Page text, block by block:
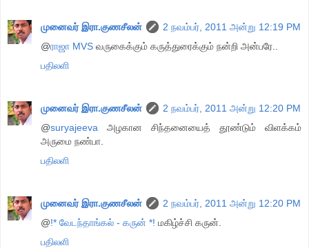
முனைவர் இரா.குணசீலன்
2 நவம்பர், 2011 அன்று 12:19 PM
@ராஜா MVS வருகைக்கும் கருத்துரைக்கும் நன்றி அன்பரே..
பதிலளி
முனைவர் இரா.குணசீலன்
2 நவம்பர், 2011 அன்று 12:20 PM
@suryajeeva அழகான சிந்தனையைத் தூண்டும் விளக்கம்
அருமை நண்பா.
பதிலளி
முனைவர் இரா.குணசீலன்
2 நவம்பர், 2011 அன்று 12:20 PM
@!* வேடந்தாங்கல் - கருன் *! மகிழ்ச்சி கருன்.
பதிலளி